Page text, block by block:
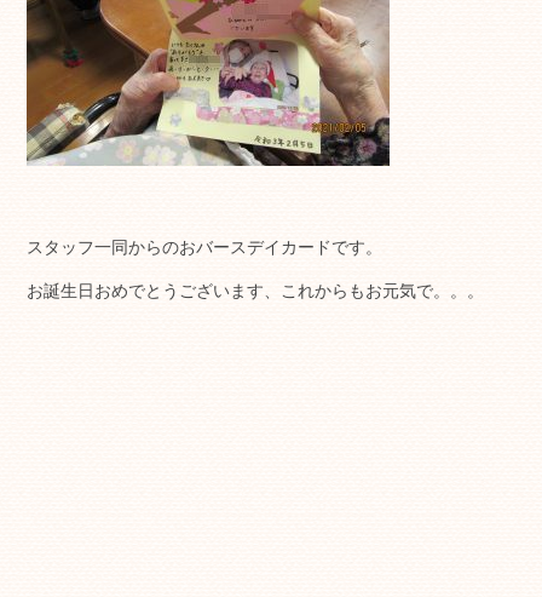
スタッフ一同からのおバースデイカードです。
お誕生日おめでとうございます、これからもお元気で。。。